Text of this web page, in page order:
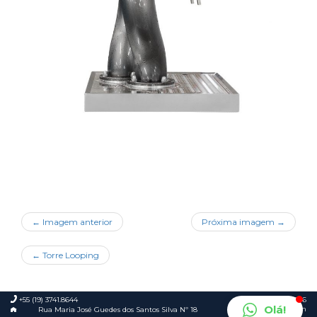
← Imagem anterior Próxima imagem →
← Torre Looping
+55 (19) 3741.8644
Rua Maria José Guedes dos Santos Silva Nº 18
© 2026
Foca.in
Olá!